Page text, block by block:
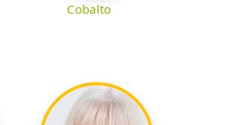
Cobalto